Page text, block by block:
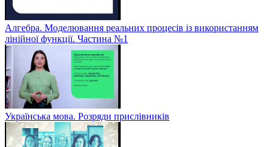
Алгебра. Моделювання реальних процесів із використанням
лінійної функції. Частина №1
Українська мова. Розряди прислівників